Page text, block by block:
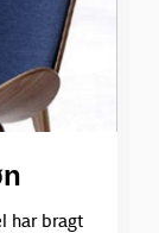
har bragt